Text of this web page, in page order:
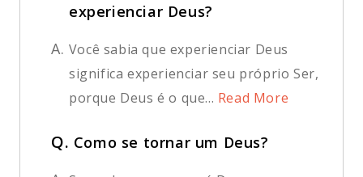
experienciar Deus?
A. Você sabia que experienciar Deus
significa experienciar seu próprio Ser,
porque Deus é o que... Read More
Q. Como se tornar um Deus?